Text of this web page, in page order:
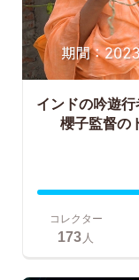
インドの吟遊
櫻子監督の
コレクター
173 人